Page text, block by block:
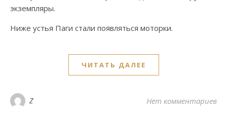
экземпляры.
Ниже устья Паги стали появляться моторки.
ЧИТАТЬ ДАЛЕЕ
Z Нет комментариев